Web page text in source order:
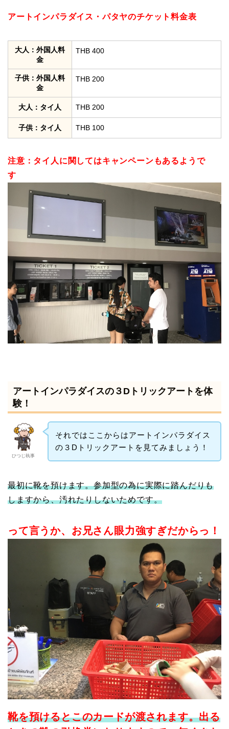
アートインパラダイス・パタヤのチケット料金表
大人：外国人料
金
THB 400
子供：外国人料
金
THB 200
大人：タイ人 THB 200
子供：タイ人 THB 100
注意：タイ人に関してはキャンペーンもあるようで
す
アートインパラダイスの３Dトリックアートを体
験！
ひつじ執事
それではここからはアートインパラダイス
の３Dトリックアートを見てみましょう！
最初に靴を預けます。参加型の為に実際に踏んだりも
しますから、汚れたりしないためです。
って言うか、お兄さん眼力強すぎだからっ！
靴を預けるとこのカードが渡されます。出る